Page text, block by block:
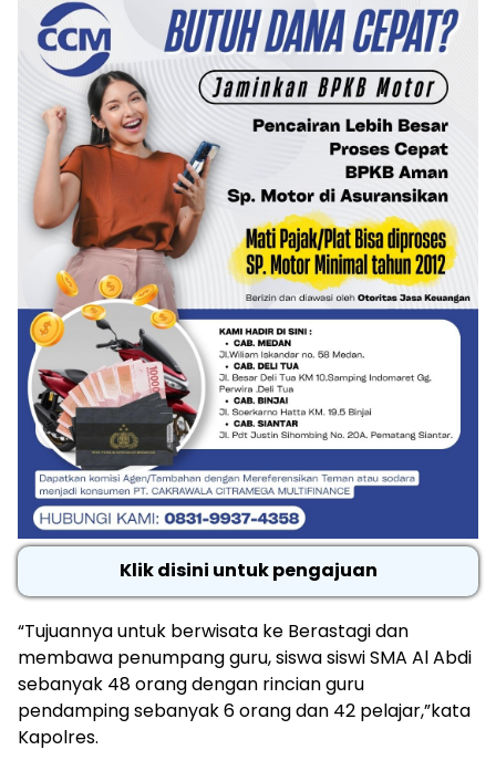
Klik disini untuk pengajuan
“Tujuannya untuk berwisata ke Berastagi dan
membawa penumpang guru, siswa siswi SMA Al Abdi
sebanyak 48 orang dengan rincian guru
pendamping sebanyak 6 orang dan 42 pelajar,”kata
Kapolres.